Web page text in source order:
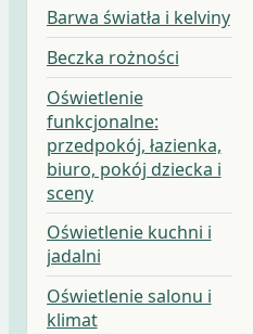
Barwa światła i kelviny
Beczka rożności
Oświetlenie
funkcjonalne:
przedpokój, łazienka,
biuro, pokój dziecka i
sceny
Oświetlenie kuchni i
jadalni
Oświetlenie salonu i
klimat